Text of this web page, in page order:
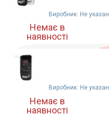
Виробник: Не указан
Немає в
наявності
Виробник: Не указан
Немає в
наявності